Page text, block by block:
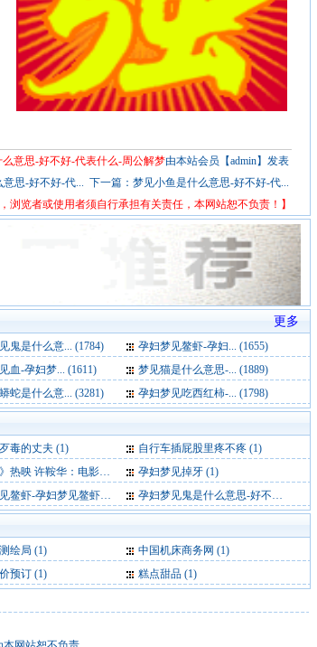
意思-好不好-代表什么-周公解梦由本站会员【admin】发表
思-好不好-代... 下一篇： 梦见小鱼是什么意思-好不好-代...
浏览者或使用者须自行承担有关责任，本网站恕不负责！】
更多
鬼是什么意... (1784)
孕妇梦见鳌虾-孕妇... (1655)
血-孕妇梦... (1611)
梦见猫是什么意思-... (1889)
蛇是什么意... (3281) 孕妇梦见吃西红柿-... (1798)
毒的丈夫 (1)
自行车插屁股里疼不疼 (1)
许鞍华：电影里应有老人的位置 (1)
孕妇梦见掉牙 (1)
妇梦见鳌虾是什么意思-好不好-代表什么 (1) 孕妇梦见鬼是什么意思-好不好-代表什么 (1)
绘局 (1) 中国机床商务网 (1)
预订 (1) 糕点甜品 (1)